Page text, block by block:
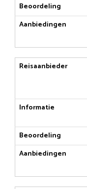
Beoordeling
Aanbiedingen
Reisaanbieder
Informatie
Beoordeling
Aanbiedingen